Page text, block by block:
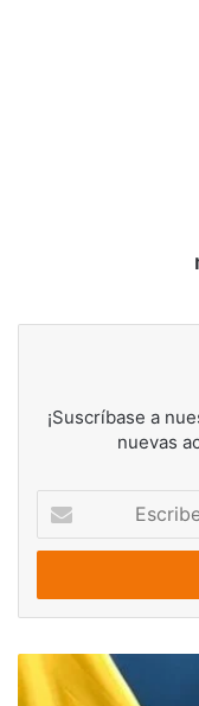
¡Suscríbase a
nuevas
correo
Gobernadora